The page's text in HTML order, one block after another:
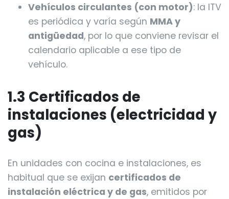
Vehículos circulantes (con motor): la ITV
es periódica y varía según MMA y
antigüedad, por lo que conviene revisar el
calendario aplicable a ese tipo de
vehículo.
1.3 Certificados de
instalaciones (electricidad y
gas)
En unidades con cocina e instalaciones, es
habitual que se exijan certificados de
instalación eléctrica y de gas, emitidos por